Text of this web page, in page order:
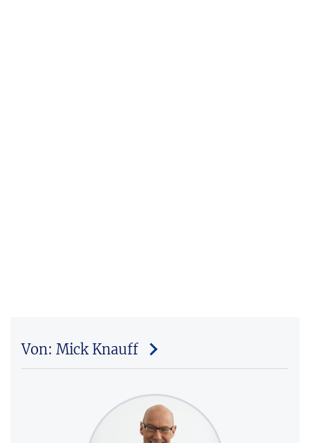
Von: Mick Knauff